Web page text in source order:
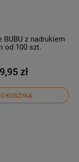
BUBU z nadrukiem
od 100 szt.
zł
KOSZYKA